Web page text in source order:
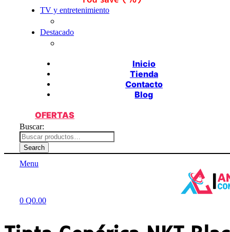
TV y entretenimiento
Destacado
Inicio
Tienda
Contacto
Blog
OFERTAS
Buscar:
Search
Menu
0 Q0.00